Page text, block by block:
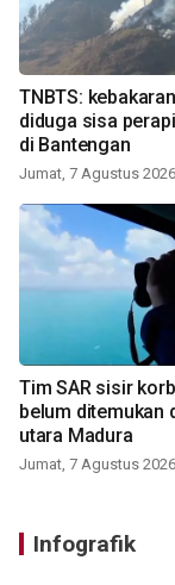
TNBTS:
diduga sisa
di Bantengan
Jumat, 7 Agustus 2026
Tim SAR sisir
belum ditemukan
utara Madura
Jumat, 7 Agustus 2026
Infografik